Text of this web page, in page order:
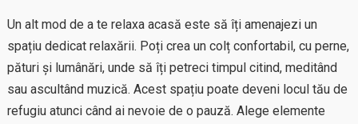
Un alt mod de a te relaxa acasă este să îți amenajezi un
spațiu dedicat relaxării. Poți crea un colț confortabil, cu perne,
pături și lumânări, unde să îți petreci timpul citind, meditând
sau ascultând muzică. Acest spațiu poate deveni locul tău de
refugiu atunci când ai nevoie de o pauză. Alege elemente